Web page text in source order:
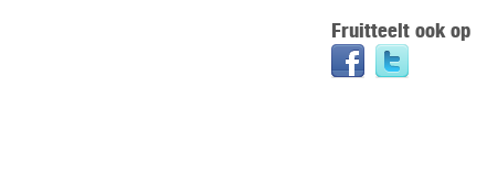
Fruitteelt ook op